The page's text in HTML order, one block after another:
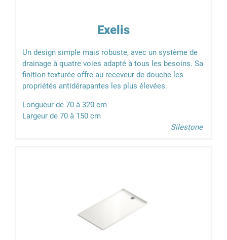
Exelis
Un design simple mais robuste, avec un système de
drainage à quatre voies adapté à tous les besoins. Sa
finition texturée offre au receveur de douche les
propriétés antidérapantes les plus élevées.
Longueur de 70 à 320 cm
Largeur de 70 à 150 cm
Silestone